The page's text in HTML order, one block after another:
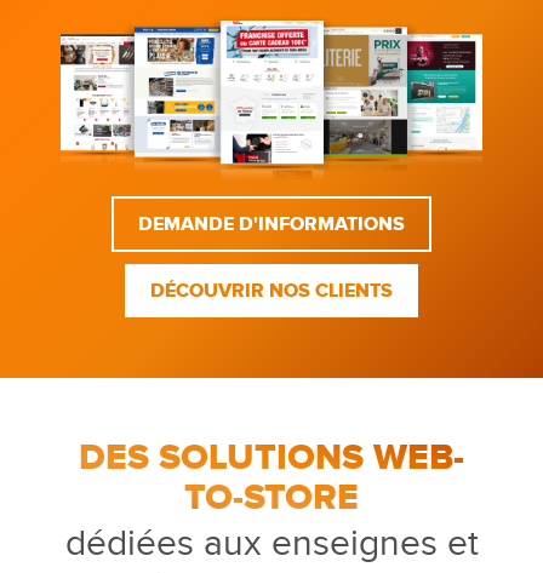
DEMANDE D'INFORMATIONS
DÉCOUVRIR NOS CLIENTS
DES SOLUTIONS WEB-
TO-STORE
dédiées aux enseignes et